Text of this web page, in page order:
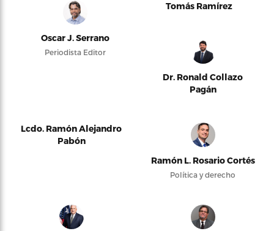
Oscar J. Serrano
Periodista Editor
Tomás Ramírez
Dr. Ronald Collazo
Pagán
Lcdo. Ramón Alejandro
Pabón
Ramón L. Rosario Cortés
Política y derecho